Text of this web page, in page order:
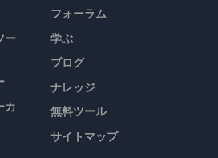
ー
カ
フォーラム
学ぶ
ブログ
ナレッジ
無料ツール
サイトマップ